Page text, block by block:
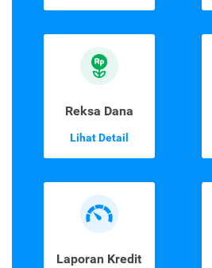
Reksa Dana
Lihat Detail
Laporan Kredit